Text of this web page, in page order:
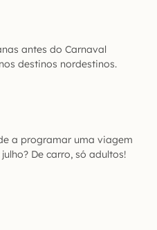
antes do Carnaval
destinos nordestinos.
a programar uma viagem
De carro, só adultos!